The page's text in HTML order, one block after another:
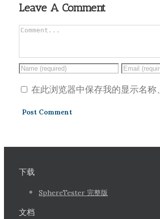
Leave A Comment
在此浏览器中保存我的显示名称
下载
SphereTester 完整版
文档